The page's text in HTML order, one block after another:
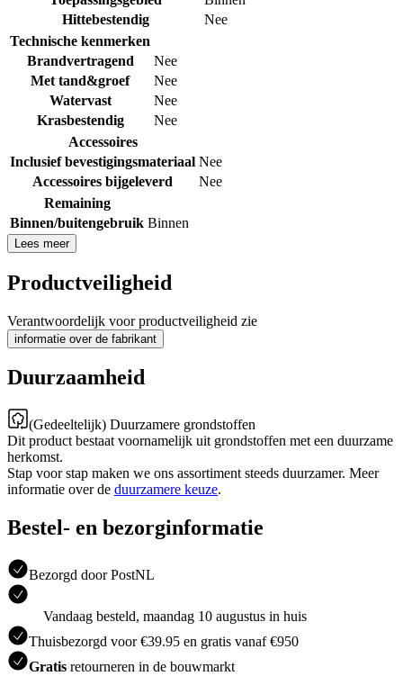
Hittebestendig
Nee
Technische kenmerken
Brandvertragend
Nee
Met tand&groef
Nee
Watervast
Nee
Krasbestendig
Nee
Accessoires
Inclusief bevestigingsmateriaal Nee
Accessoires bijgeleverd
Nee
Remaining
Binnen/buitengebruik Binnen
Lees meer
Productveiligheid
Verantwoordelijk voor productveiligheid zie
informatie over de fabrikant
Duurzaamheid
(Gedeeltelijk) Duurzamere grondstoffen
Dit product bestaat voornamelijk uit grondstoffen met een duurzame
herkomst.
Stap voor stap maken we ons assortiment steeds duurzamer. Meer
informatie over de duurzamere keuze.
Bestel- en bezorginformatie
Bezorgd door PostNL
Vandaag besteld, maandag 10 augustus in huis
Thuisbezorgd voor €39.95 en gratis vanaf €950
Gratis retourneren in de bouwmarkt